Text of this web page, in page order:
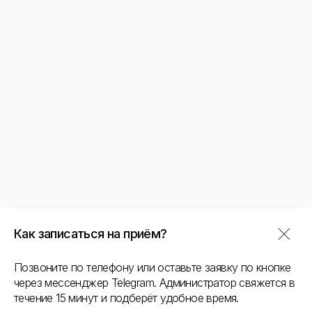
Как записаться на приём?
Позвоните по телефону или оставьте заявку по кнопке
через мессенджер Telegram. Администратор свяжется в
течение 15 минут и подберёт удобное время.